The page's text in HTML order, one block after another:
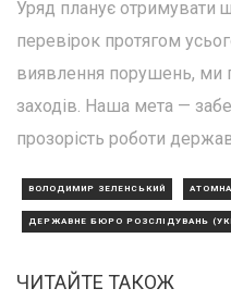
Уряд планує отримувати
перевірок протягом
виявлення порушень, ми
заходів. Наша мета —
прозорість роботи
ВОЛОДИМИР ЗЕЛЕНСЬКИЙ
ДЕРЖАВНЕ БЮРО РОЗСЛІДУВАНЬ
ЧИТАЙТЕ ТАКОЖ